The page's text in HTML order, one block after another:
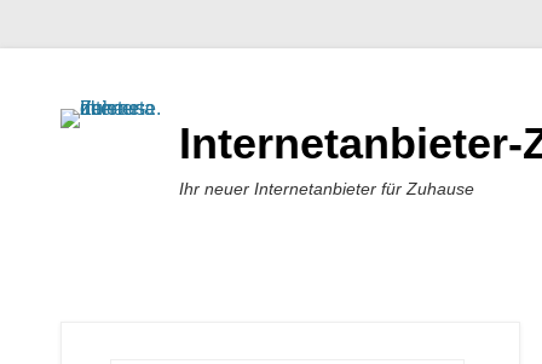
Internetanbieter-
Ihr neuer Internetanbieter für Zuhause